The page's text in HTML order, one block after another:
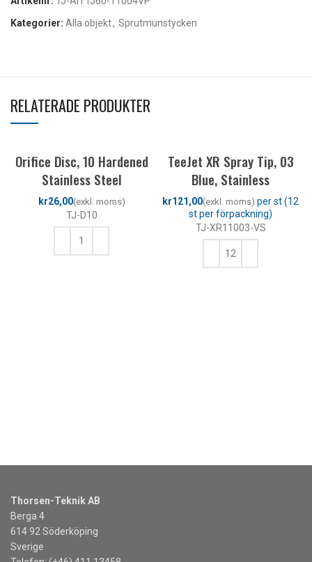
Kategorier: Alla objekt, Sprutmunstycken
RELATERADE PRODUKTER
Orifice Disc, 10 Hardened
Stainless Steel
kr
TJ-D10
TeeJet XR Spray Tip, 03
Blue, Stainless
kr
TJ-XR11003-VS
Thorsen-Teknik AB
Berga 4
614 92 Söderköping
Sverige